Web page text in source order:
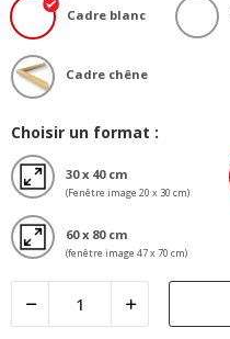
Cadre blanc
Cadre chêne
Choisir un format :
30 x 40 cm
(Fenêtre image 20 x 30 cm)
60 x 80 cm
(fenêtre image 47 x 70 cm)